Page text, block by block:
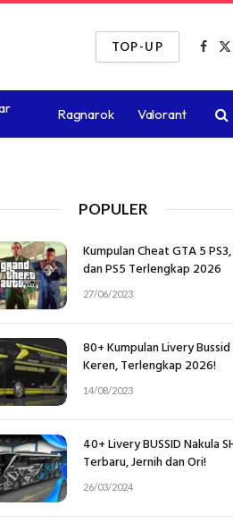
TOP-UP
X
Ragnarok Valorant
POPULER
Kumpulan Cheat GTA 5
dan PS5 Terlengkap 2026
27/06/2023
80+ Kumpulan Livery Bussid
Keren, Terlengkap 2026!
14/08/2023
40+ Livery BUSSID Nakula
Terbaru, Jernih dan Ori!
26/03/2024